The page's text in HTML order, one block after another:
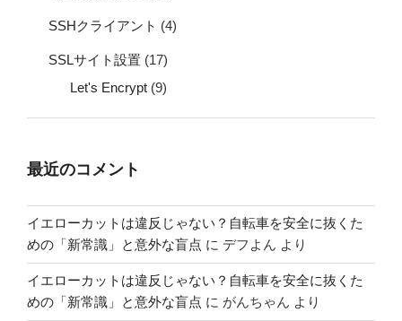
SSHクライアント (4)
SSLサイト設置 (17)
Let's Encrypt (9)
最近のコメント
イエローカットは違反じゃない？自転車を安全に抜くた
めの「新常識」と意外な盲点 に デフよん より
イエローカットは違反じゃない？自転車を安全に抜くた
めの「新常識」と意外な盲点 に がんちゃん より